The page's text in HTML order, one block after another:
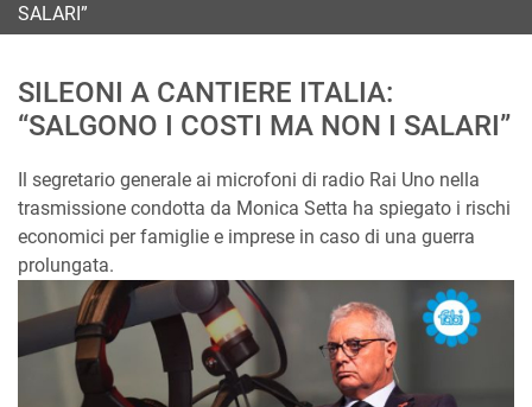
SALARI”
SILEONI A CANTIERE ITALIA:
“SALGONO I COSTI MA NON I SALARI”
Il segretario generale ai microfoni di radio Rai Uno nella
trasmissione condotta da Monica Setta ha spiegato i rischi
economici per famiglie e imprese in caso di una guerra
prolungata.